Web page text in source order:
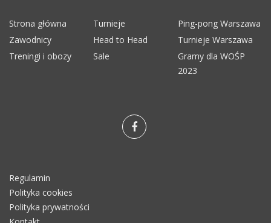
Strona główna Turnieje
Ping-pong Warszawa
Zawodnicy
Head to Head
Turnieje Warszawa
Treningi i obozy
Sale
Gramy dla WOŚP
2023
Regulamin
Polityka cookies
Polityka prywatności